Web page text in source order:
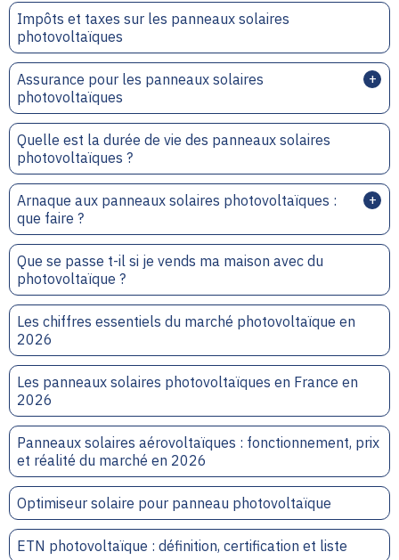
Impôts et taxes sur les panneaux solaires
photovoltaïques
Assurance pour les panneaux solaires
photovoltaïques
Quelle est la durée de vie des panneaux solaires
photovoltaïques ?
Arnaque aux panneaux solaires photovoltaïques :
que faire ?
Que se passe t-il si je vends ma maison avec du
photovoltaïque ?
Les chiffres essentiels du marché photovoltaïque en
2026
Les panneaux solaires photovoltaïques en France en
2026
Panneaux solaires aérovoltaïques : fonctionnement, prix
et réalité du marché en 2026
Optimiseur solaire pour panneau photovoltaïque
ETN photovoltaïque : définition, certification et liste